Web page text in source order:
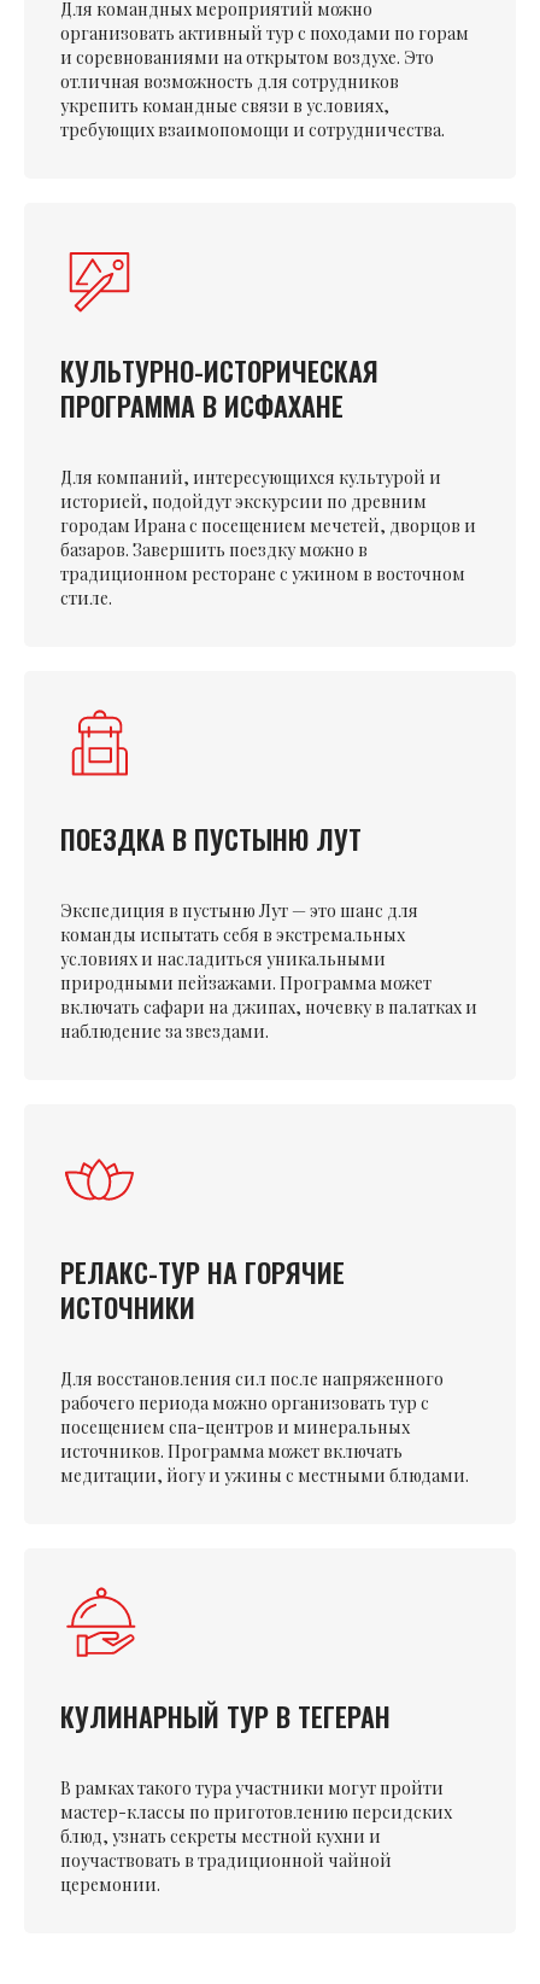
Для командных мероприятий можно
организовать активный тур с походами по горам
и соревнованиями на открытом воздухе. Это
отличная возможность для сотрудников
укрепить командные связи в условиях,
требующих взаимопомощи и сотрудничества.
КУЛЬТУРНО-ИСТОРИЧЕСКАЯ
ПРОГРАММА В ИСФАХАНЕ
Для компаний, интересующихся культурой и
историей, подойдут экскурсии по древним
городам Ирана с посещением мечетей, дворцов и
базаров. Завершить поездку можно в
традиционном ресторане с ужином в восточном
стиле.
ПОЕЗДКА В ПУСТЫНЮ ЛУТ
Экспедиция в пустыню Лут — это шанс для
команды испытать себя в экстремальных
условиях и насладиться уникальными
природными пейзажами. Программа может
включать сафари на джипах, ночевку в палатках и
наблюдение за звездами.
РЕЛАКС-ТУР НА ГОРЯЧИЕ
ИСТОЧНИКИ
Для восстановления сил после напряженного
рабочего периода можно организовать тур с
посещением спа-центров и минеральных
источников. Программа может включать
медитации, йогу и ужины с местными блюдами.
КУЛИНАРНЫЙ ТУР В ТЕГЕРАН
В рамках такого тура участники могут пройти
мастер-классы по приготовлению персидских
блюд, узнать секреты местной кухни и
поучаствовать в традиционной чайной
церемонии.